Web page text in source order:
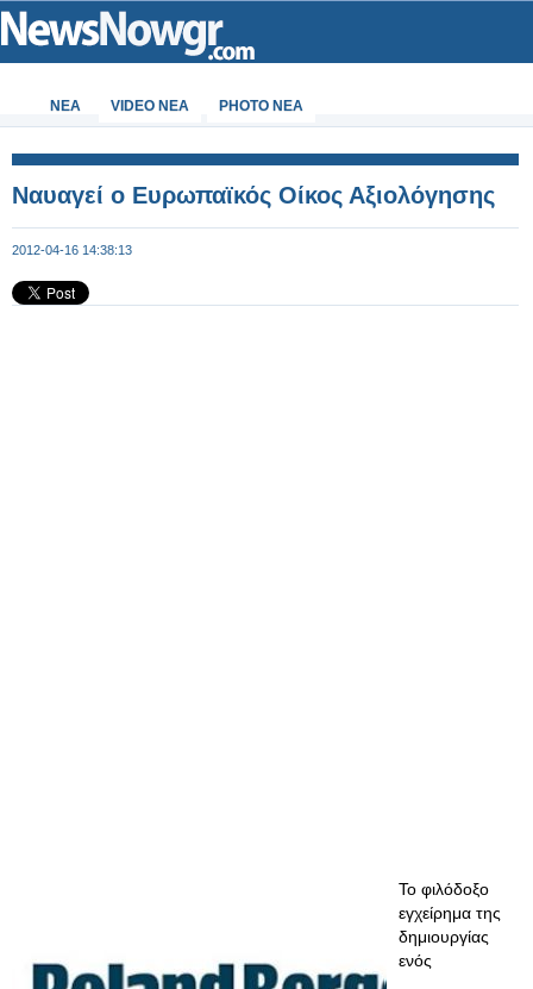
ΝΕΑ VIDEO NEA PHOTO NEA
Ναυαγεί ο Ευρωπαϊκός Οίκος Αξιολόγησης
2012-04-16 14:38:13
Το φιλόδοξο
εγχείρημα της
δημιουργίας
ενός